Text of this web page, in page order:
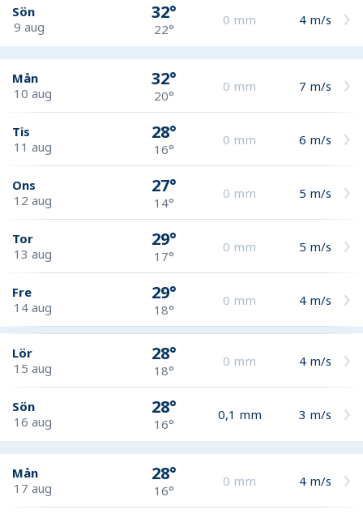
Sön
9 aug
32°
22°
0 mm 4 m/s
Mån
10 aug
32°
20°
0 mm 7 m/s
Tis
11 aug
28°
16°
0 mm 6 m/s
Ons
12 aug
27°
14°
0 mm 5 m/s
Tor
13 aug
29°
17°
0 mm 5 m/s
Fre
14 aug
29°
18°
0 mm 4 m/s
Lör
15 aug
28°
18°
0 mm 4 m/s
Sön
16 aug
28°
16°
0,1 mm 3 m/s
Mån
17 aug
28°
16°
0 mm 4 m/s